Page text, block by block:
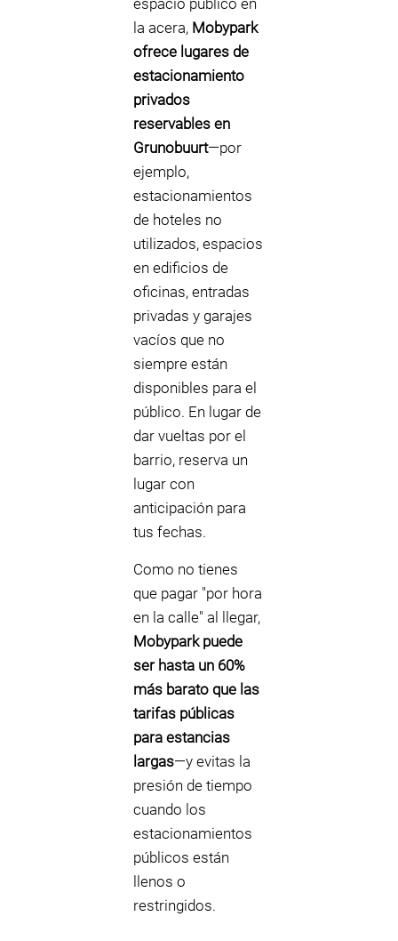
espacio público en
la acera, Mobypark
ofrece lugares de
estacionamiento
privados
reservables en
Grunobuurt—por
ejemplo,
estacionamientos
de hoteles no
utilizados, espacios
en edificios de
oficinas, entradas
privadas y garajes
vacíos que no
siempre están
disponibles para el
público. En lugar de
dar vueltas por el
barrio, reserva un
lugar con
anticipación para
tus fechas.
Como no tienes
que pagar "por hora
en la calle" al llegar,
Mobypark puede
ser hasta un 60%
más barato que las
tarifas públicas
para estancias
largas—y evitas la
presión de tiempo
cuando los
estacionamientos
públicos están
llenos o
restringidos.